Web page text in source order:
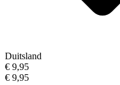
Duitsland
€ 9,95
€ 9,95